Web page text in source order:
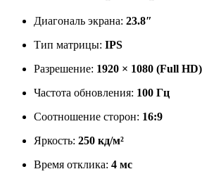
Диагональ экрана: 23.8″
Тип матрицы: IPS
Разрешение: 1920 × 1080 (Full HD)
Частота обновления: 100 Гц
Соотношение сторон: 16:9
Яркость: 250 кд/м²
Время отклика: 4 мс